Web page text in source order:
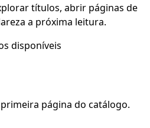
títulos, abrir páginas de
a próxima leitura.
disponíveis
página do catálogo.